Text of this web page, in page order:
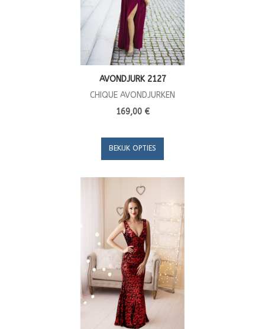
AVONDJURK 2127
CHIQUE AVONDJURKEN
169,00 €
BEKIJK OPTIES